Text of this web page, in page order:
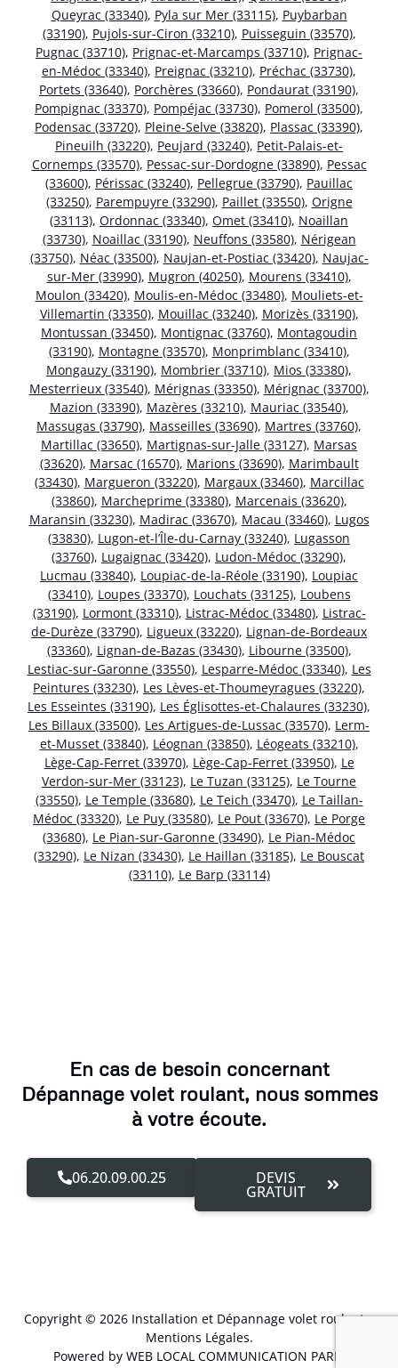
Queyrac (33340), Pyla sur Mer (33115), Puybarban
(33190), Pujols-sur-Ciron (33210), Puisseguin (33570),
Pugnac (33710), Prignac-et-Marcamps (33710), Prignac-
en-Médoc (33340), Preignac (33210), Préchac (33730),
Portets (33640), Porchères (33660), Pondaurat (33190),
Pompignac (33370), Pompéjac (33730), Pomerol (33500),
Podensac (33720), Pleine-Selve (33820), Plassac (33390),
Pineuilh (33220), Peujard (33240), Petit-Palais-et-
Cornemps (33570), Pessac-sur-Dordogne (33890), Pessac
(33600), Périssac (33240), Pellegrue (33790), Pauillac
(33250), Parempuyre (33290), Paillet (33550), Origne
(33113), Ordonnac (33340), Omet (33410), Noaillan
(33730), Noaillac (33190), Neuffons (33580), Nérigean
(33750), Néac (33500), Naujan-et-Postiac (33420), Naujac-
sur-Mer (33990), Mugron (40250), Mourens (33410),
Moulon (33420), Moulis-en-Médoc (33480), Mouliets-et-
Villemartin (33350), Mouillac (33240), Morizès (33190),
Montussan (33450), Montignac (33760), Montagoudin
(33190), Montagne (33570), Monprimblanc (33410),
Mongauzy (33190), Mombrier (33710), Mios (33380),
Mesterrieux (33540), Mérignas (33350), Mérignac (33700),
Mazion (33390), Mazères (33210), Mauriac (33540),
Massugas (33790), Masseilles (33690), Martres (33760),
Martillac (33650), Martignas-sur-Jalle (33127), Marsas
(33620), Marsac (16570), Marions (33690), Marimbault
(33430), Margueron (33220), Margaux (33460), Marcillac
(33860), Marcheprime (33380), Marcenais (33620),
Maransin (33230), Madirac (33670), Macau (33460), Lugos
(33830), Lugon-et-l’Île-du-Carnay (33240), Lugasson
(33760), Lugaignac (33420), Ludon-Médoc (33290),
Lucmau (33840), Loupiac-de-la-Réole (33190), Loupiac
(33410), Loupes (33370), Louchats (33125), Loubens
(33190), Lormont (33310), Listrac-Médoc (33480), Listrac-
de-Durèze (33790), Ligueux (33220), Lignan-de-Bordeaux
(33360), Lignan-de-Bazas (33430), Libourne (33500),
Lestiac-sur-Garonne (33550), Lesparre-Médoc (33340), Les
Peintures (33230), Les Lèves-et-Thoumeyragues (33220),
Les Esseintes (33190), Les Églisottes-et-Chalaures (33230),
Les Billaux (33500), Les Artigues-de-Lussac (33570), Lerm-
et-Musset (33840), Léognan (33850), Léogeats (33210),
Lège-Cap-Ferret (33970), Lège-Cap-Ferret (33950), Le
Verdon-sur-Mer (33123), Le Tuzan (33125), Le Tourne
(33550), Le Temple (33680), Le Teich (33470), Le Taillan-
Médoc (33320), Le Puy (33580), Le Pout (33670), Le Porge
(33680), Le Pian-sur-Garonne (33490), Le Pian-Médoc
(33290), Le Nizan (33430), Le Haillan (33185), Le Bouscat
(33110), Le Barp (33114)
En cas de besoin concernant
Dépannage volet roulant, nous sommes
à votre écoute.
06.20.09.00.25 DEVIS
GRATUIT
Copyright © 2026 Installation et Dépannage volet roulant –
Mentions Légales.
Powered by WEB LOCAL COMMUNICATION PARIS